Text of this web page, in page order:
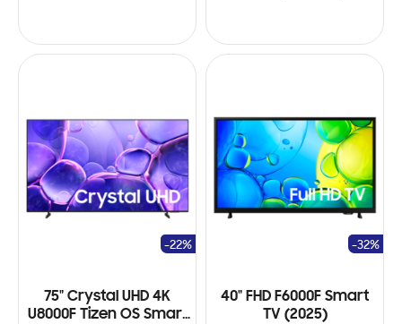
75" Crystal UHD 4K
U8000F Tizen OS Smart
-22%
40" FHD F6000F Smart
TV (2025)
-32%